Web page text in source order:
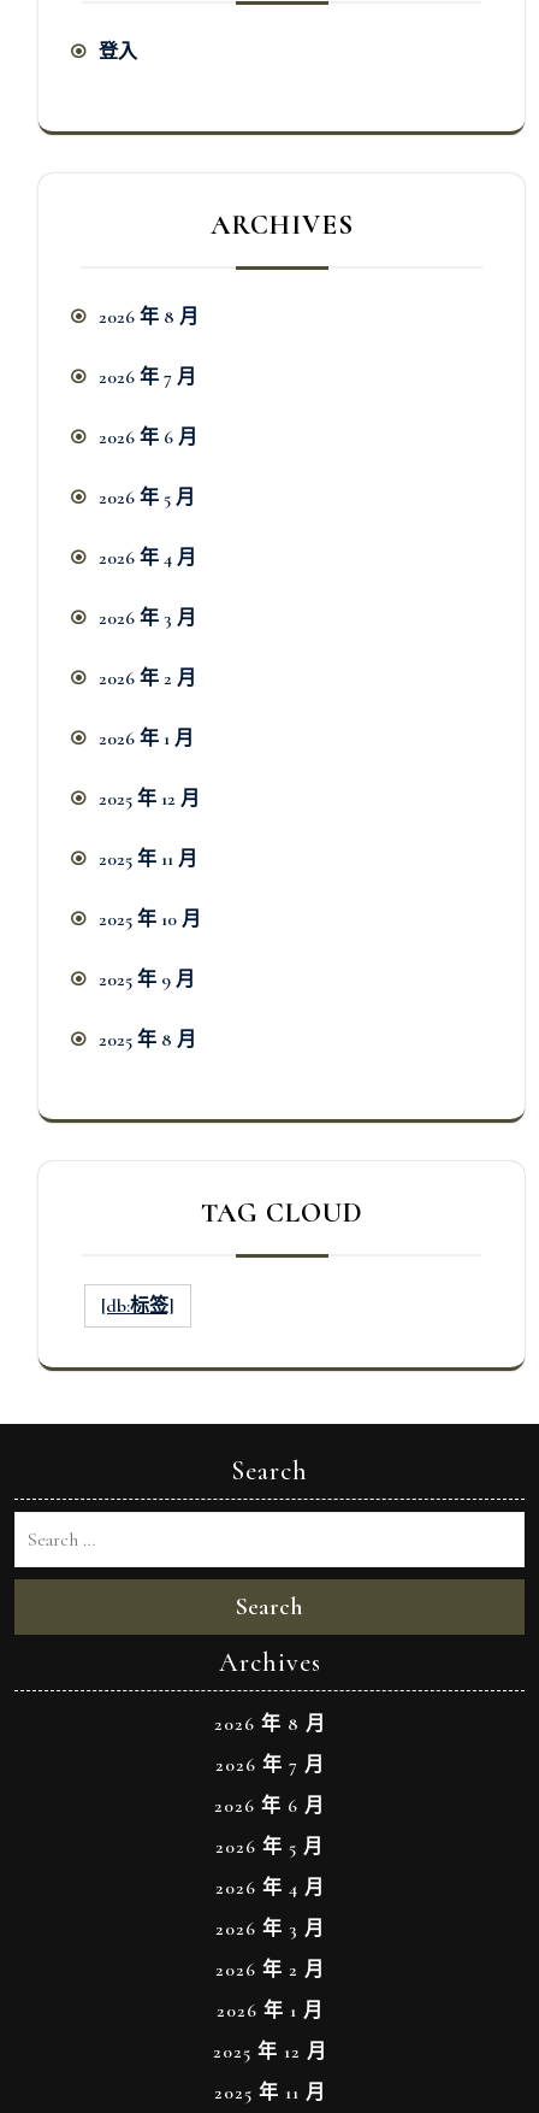
登入
ARCHIVES
2026 年 8 月
2026 年 7 月
2026 年 6 月
2026 年 5 月
2026 年 4 月
2026 年 3 月
2026 年 2 月
2026 年 1 月
2025 年 12 月
2025 年 11 月
2025 年 10 月
2025 年 9 月
2025 年 8 月
TAG CLOUD
[db:标签]
Search
Search
Archives
2026 年 8 月
2026 年 7 月
2026 年 6 月
2026 年 5 月
2026 年 4 月
2026 年 3 月
2026 年 2 月
2026 年 1 月
2025 年 12 月
2025 年 11 月